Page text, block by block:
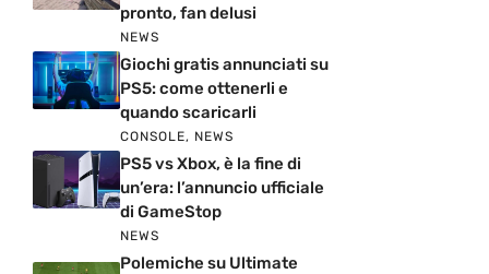
pronto, fan delusi
NEWS
Giochi gratis annunciati su
PS5: come ottenerli e
quando scaricarli
CONSOLE, NEWS
PS5 vs Xbox, è la fine di
un’era: l’annuncio ufficiale
di GameStop
NEWS
Polemiche su Ultimate